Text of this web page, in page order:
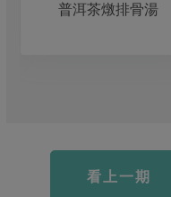
普洱茶燉排骨湯
看上一期